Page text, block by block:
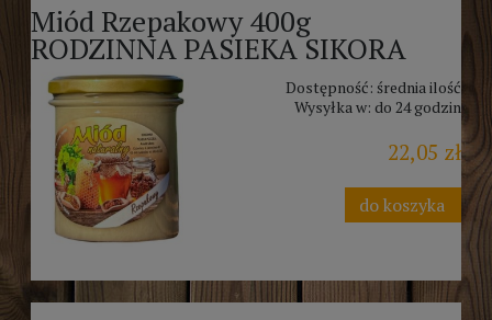
Miód Rzepakowy 400g
RODZINNA PASIEKA SIKORA
Dostępność: średnia ilość
Wysyłka w: do 24 godzin
22,05 zł
do koszyka